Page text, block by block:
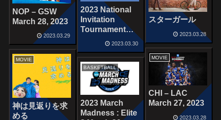
2023 National
Invitation
Tournament
Semifinals on
2023.03.30
NOP – GSW
March 28, 2023
2023.03.29
スターガール
2023.03.28
MOVIE
CHI – LAC
March 27, 2023
2023.03.28
MOVIE
神は見返りを求
める
BASKETBALL
2023 March
Madness : Elite